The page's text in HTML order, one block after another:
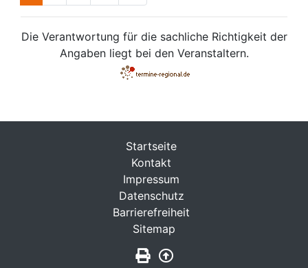
Die Verantwortung für die sachliche Richtigkeit der
Angaben liegt bei den Veranstaltern.
Startseite
Kontakt
Impressum
Datenschutz
Barrierefreiheit
Sitemap
Seite drucken
Zurück nach oben